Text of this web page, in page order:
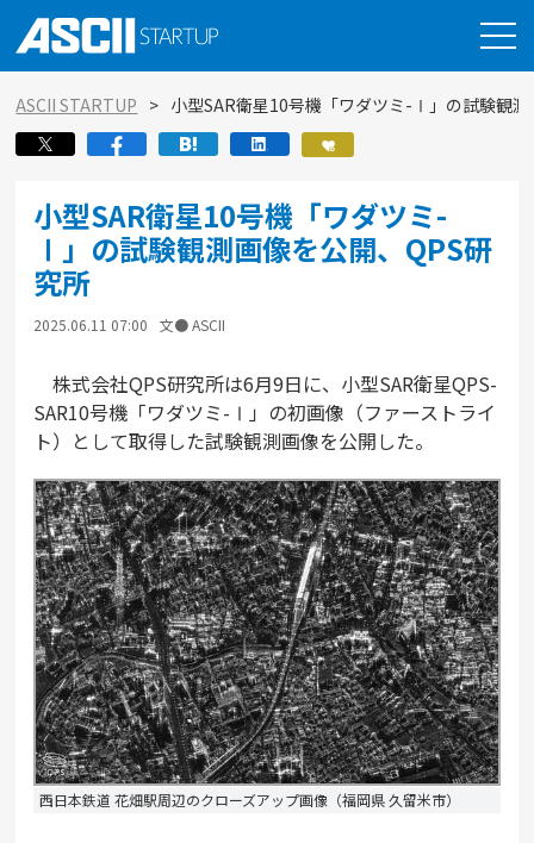
ASCII STARTUP 小型SAR衛星10号機「ワダツミ-Ⅰ」の試験観測
小型SAR衛星10号機「ワダツミ-
Ⅰ」の試験観測画像を公開、QPS研
究所
2025.06.11 07:00 文● ASCII
株式会社QPS研究所は6月9日に、小型SAR衛星QPS-
SAR10号機「ワダツミ-Ⅰ」の初画像（ファーストライ
ト）として取得した試験観測画像を公開した。
西日本鉄道 花畑駅周辺のクローズアップ画像（福岡県 久留米市）